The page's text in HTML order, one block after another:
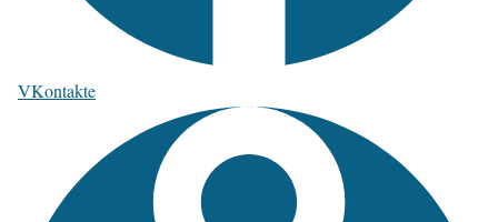
VKontakte